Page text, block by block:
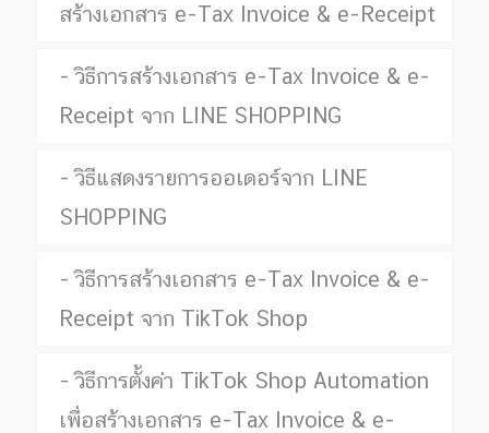
สร้างเอกสาร e-Tax Invoice & e-Receipt
วิธีการสร้างเอกสาร e-Tax Invoice & e-
Receipt จาก LINE SHOPPING
วิธีแสดงรายการออเดอร์จาก LINE
SHOPPING
วิธีการสร้างเอกสาร e-Tax Invoice & e-
Receipt จาก TikTok Shop
วิธีการตั้งค่า TikTok Shop Automation
เพื่อสร้างเอกสาร e-Tax Invoice & e-